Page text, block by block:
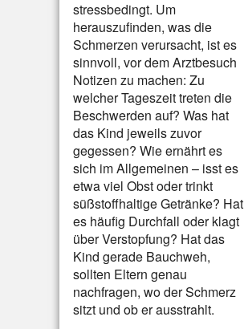
stressbedingt. Um
herauszufinden, was die
Schmerzen verursacht, ist es
sinnvoll, vor dem Arztbesuch
Notizen zu machen: Zu
welcher Tageszeit treten die
Beschwerden auf? Was hat
das Kind jeweils zuvor
gegessen? Wie ernährt es
sich im Allgemeinen – isst es
etwa viel Obst oder trinkt
süßstoffhaltige Getränke? Hat
es häufig Durchfall oder klagt
über Verstopfung? Hat das
Kind gerade Bauchweh,
sollten Eltern genau
nachfragen, wo der Schmerz
sitzt und ob er ausstrahlt.